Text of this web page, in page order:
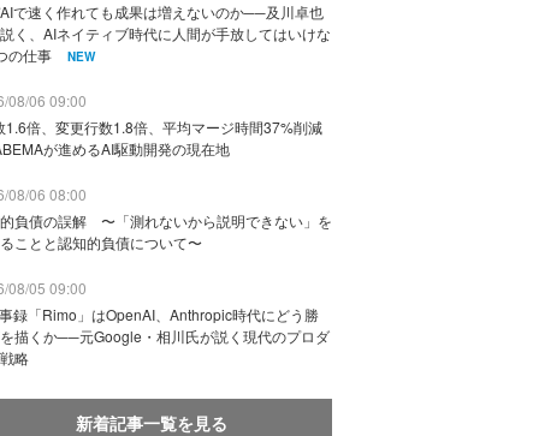
で速く作れても成果は増えないのか──及川卓也
く、AIネイティブ時代に人間が手放してはいけな
の仕事
NEW
08/06 09:00
1.6倍、変更行数1.8倍、平均マージ時間37%削減
が進めるAI駆動開発の現在地
08/06 08:00
負債の誤解 〜「測れないから説明できない」を
ことと認知的負債について〜
08/05 09:00
録「Rimo」はOpenAI、Anthropic時代にどう勝
描くか──元Google・相川氏が説く現代のプロダ
略
新着記事一覧を見る